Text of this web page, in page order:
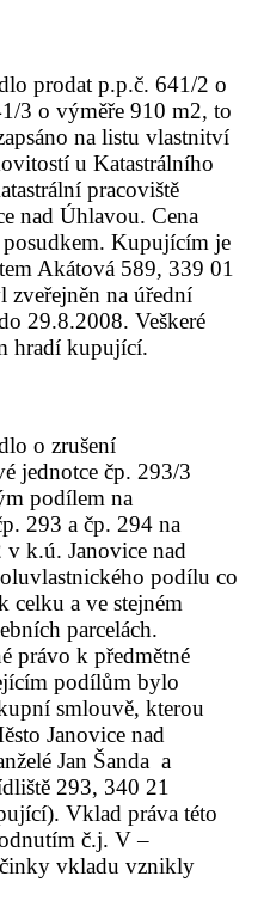
prodat p.p.č. 641/2 o
3 o výměře 910 m2, to
na listu vlastnitví
u Katastrálního
pracoviště
nad Úhlavou. Cena
posudkem. Kupujícím je
Akátová 589, 339 01
zveřejněn na úřední
29.8.2008. Veškeré
hradí kupující.
o zrušení
jednotce čp. 293/3
podílem na
293 a čp. 294 na
v k.ú. Janovice nad
podílu co
celku a ve stejném
parcelách.
právo k předmětné
podílům bylo
smlouvě, kterou
Janovice nad
Jan Šanda a
293, 340 21
Vklad práva této
č.j. V –
vkladu vznikly